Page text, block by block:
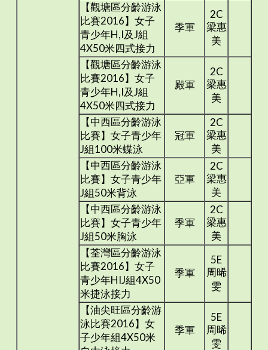
【觀塘區分齡游泳
比賽2016】女子
青少年H,I及J組
4X50米四式接力
季軍
2C
梁惠
美
【觀塘區分齡游泳
比賽2016】女子
青少年H,I及J組
4X50米四式接力
殿軍
2C
梁惠
美
【中西區分齡游泳
比賽】女子青少年
J組100米蝶泳
冠軍
2C
梁惠
美
【中西區分齡游泳
比賽】女子青少年
J組50米背泳
亞軍
2C
梁惠
美
【中西區分齡游泳
比賽】女子青少年
J組50米胸泳
季軍
2C
梁惠
美
【荃灣區分齡游泳
比賽2016】女子
青少年HIJ組4X50
米捷泳接力
季軍
5E
周晞
雯
【油尖旺區分齡游
泳比賽2016】女
子少年組4X50米
季軍
5E
周晞
雯